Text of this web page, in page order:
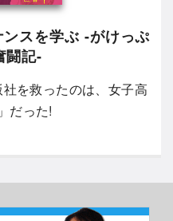
スを学ぶ -がけっぷ
闘記-
を救ったのは、女子高
だった!